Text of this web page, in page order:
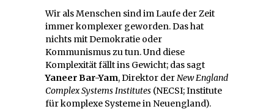
Wir als Menschen sind im Laufe der Zeit
immer komplexer geworden. Das hat
nichts mit Demokratie oder
Kommunismus zu tun. Und diese
Komplexität fällt ins Gewicht; das sagt
Yaneer Bar-Yam, Direktor derNew England
Complex Systems Institutes (NECSI; Institute
für komplexe Systeme in Neuengland).